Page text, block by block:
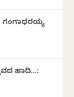
ಗಂಗಾಧರಯ್ಯ
ಹಾದಿ…: